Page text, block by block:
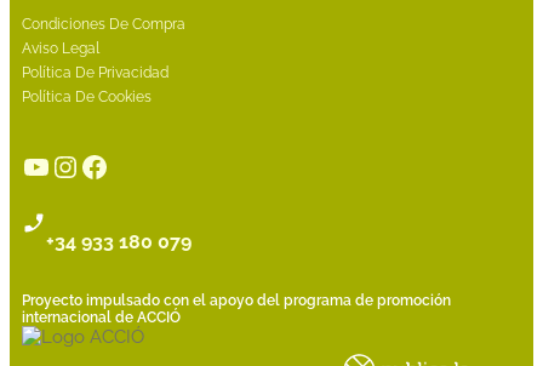
Condiciones De Compra
Aviso Legal
Política De Privacidad
Política De Cookies
YouTube
Instagram
Facebook
+34 933 180 079
Proyecto impulsado con el apoyo del programa de promoción
internacional de ACCIÓ